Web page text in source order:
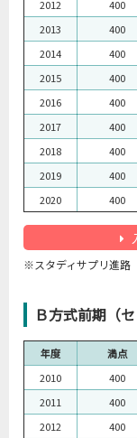
2012 400
2013
400
2014
400
2015
400
2016
400
2017
400
2018
400
2019
400
2020
400
※スタディサプリ進路
Ｂ方式前期（
年度 満点
2010
400
2011
400
2012
400